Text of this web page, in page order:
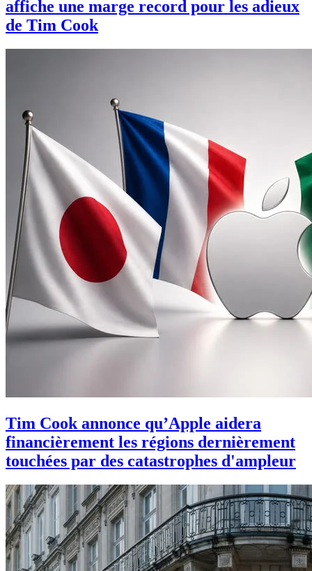
affiche une marge record pour les adieux
de Tim Cook
Tim Cook annonce qu’Apple aidera
financièrement les régions dernièrement
touchées par des catastrophes d'ampleur